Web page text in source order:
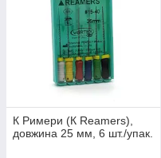
К Римери (К Reamers),
довжина 25 мм, 6 шт./упак.